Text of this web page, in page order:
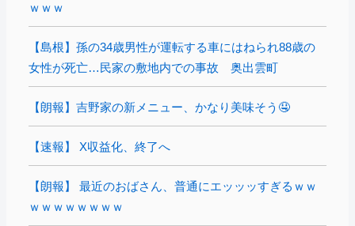
ｗｗｗ
【島根】孫の34歳男性が運転する車にはねられ88歳の
女性が死亡…民家の敷地内での事故 奥出雲町
【朗報】吉野家の新メニュー、かなり美味そう🤤
【速報】 X収益化、終了へ
【朗報】 最近のおばさん、普通にエッッッすぎるｗｗ
ｗｗｗｗｗｗｗｗ